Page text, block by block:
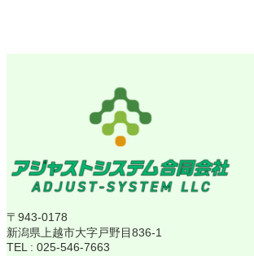
〒943-0178
新潟県上越市大字戸野目836-1
TEL : 025-546-7663